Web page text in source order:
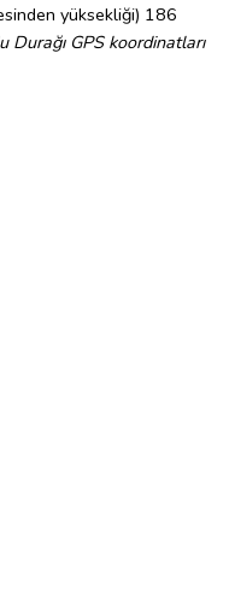
yüksekliği) 186
GPS koordinatları